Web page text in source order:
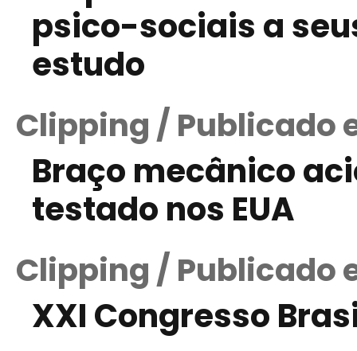
psico-sociais a
estudo
Clipping / Publicado
Braço mecânico
testado nos EUA
Clipping / Publicado
XXI Congresso